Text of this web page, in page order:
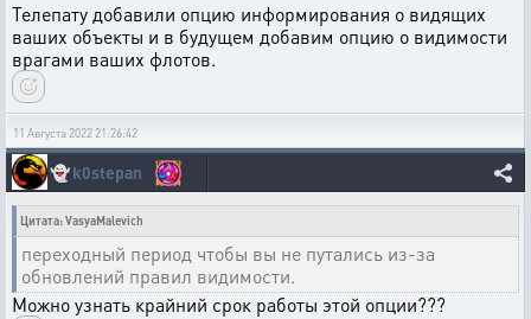
Телепату добавили опцию информирования о видящих
ваших объекты и в будущем добавим опцию о видимости
врагами ваших флотов.
11 Августа 2022 21:26:42
👻k0stepan
Цитата: VasyaMalevich
переходный период чтобы вы не путались из-за
обновлений правил видимости.
Можно узнать крайний срок работы этой опции???